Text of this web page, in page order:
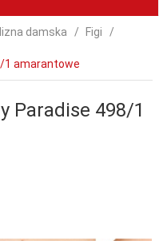
damska Figi
1 amarantowe
Paradise 498/1